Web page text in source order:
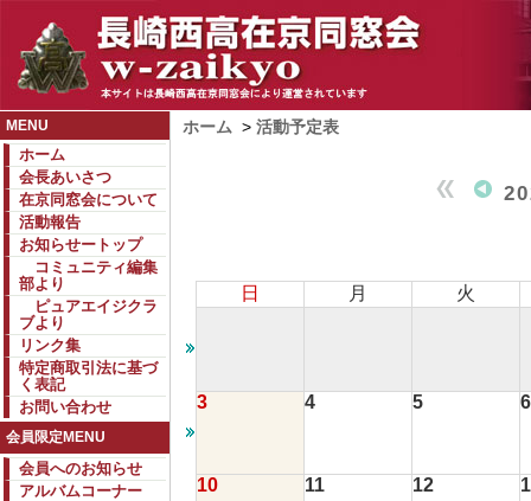
MENU
ホーム
会長あいさつ
在京同窓会について
活動報告
お知らせートップ
コミュニティ編集
部より
ピュアエイジクラ
ブより
リンク集
特定商取引法に基づ
く表記
お問い合わせ
会員限定MENU
会員へのお知らせ
アルバムコーナー
ホーム > 活動予定表
日 月 火
3 4 5 6
10 11 12